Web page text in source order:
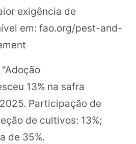
exigência de
em: fao.org/pest-and-
13% na safra
Participação de
de cultivos: 13%;
de 35%.